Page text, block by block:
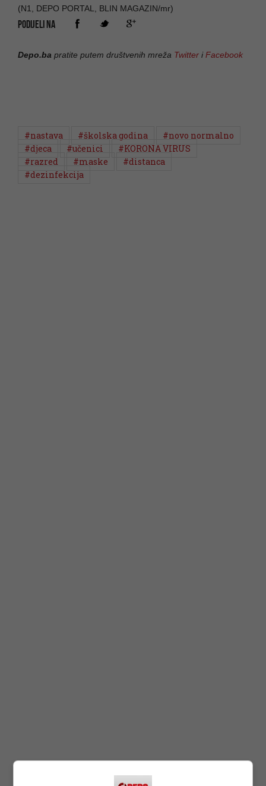
(N1, DEPO PORTAL, BLIN MAGAZIN/mr)
PODIJELI NA
Depo.ba pratite putem društvenih mreža Twitter iFacebook
#nastava #školska godina
#novo normalno
#djeca
#učenici
#KORONA VIRUS
#razred
#maske
#distanca
#dezinfekcija